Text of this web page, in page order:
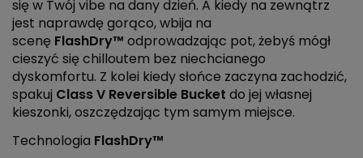
się w Twój vibe na dany dzień. A kiedy na zewnątrz
jest naprawdę gorąco, wbija na
scenę FlashDry™ odprowadzając pot, żebyś mógł
cieszyć się chilloutem bez niechcianego
dyskomfortu. Z kolei kiedy słońce zaczyna zachodzić,
spakuj Class V Reversible Bucket do jej własnej
kieszonki, oszczędzając tym samym miejsce.
Technologia FlashDry™